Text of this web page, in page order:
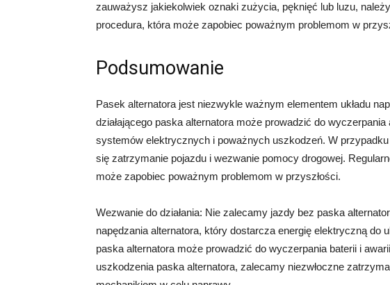
zauważysz jakiekolwiek oznaki zużycia, pęknięć lub luzu,
procedura, która może zapobiec poważnym problemom w
Podsumowanie
Pasek alternatora jest niezwykle ważnym elementem układu
działającego paska alternatora może prowadzić do
systemów elektrycznych i poważnych uszkodzeń. W
się zatrzymanie pojazdu i wezwanie pomocy drogowej.
może zapobiec poważnym problemom w przyszłości.
Wezwanie do działania: Nie zalecamy jazdy bez paska
napędzania alternatora, który dostarcza energię elektryczną do
paska alternatora może prowadzić do wyczerpania baterii i
uszkodzenia paska alternatora, zalecamy niezwłoczne